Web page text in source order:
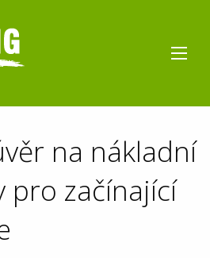
na nákladní
pro začínající